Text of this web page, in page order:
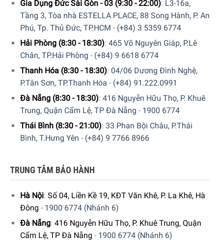
Lưu ý quan trọng khi sử dụng
Bảo quản gói khô và giữ ở nơi khô thoáng.
Để xa tầm tay trẻ em.
Đọc hướng dẫn trước khi sử dụng.
Rửa tay kỹ sau khi sử dụng.
Gia Dụng Đức Sài Gòn - 03 (9:30 - 22:00): L3-16a,
Tầng 3, Tòa nhà ESTELLA PLACE, 88 Song Hành, P. An
Phú, Tp. Thủ Đức, TP.HCM - (+84) 3 5359 6774
Hải Phòng (8:30 - 18:30): 465 Võ Nguyên Giáp, P.Lê
Chân, TP.Hải Phòng - (+84) 9 6618 6774
Thanh Hóa (8:30 - 18:30): 04/06 Dương Đình Nghệ,
P.Tân Sơn, TP.Thanh Hóa - (+84) 91.222.0991
Đà Nẵng (8:30 - 18:30): 416 Nguyễn Hữu Thọ, P. Khuê
Trung, Quận Cẩm Lệ, TP Đà Nẵng - 1900 6774
Thái Bình (8:30 - 21:00): 33 Phan Bội Châu, P.Thái
Bình, T.Hưng Yên - (+84) 9 7766 8966
TRUNG TÂM BẢO HÀNH
Hà Nội: Số 04, Liền Kề 19, KĐT Văn Khê, P. La Khê, Hà
Đông - 1900 6774 (Nhánh 6)
Đà Nẵng: 416 Nguyễn Hữu Thọ, P. Khuê Trung, Quận
Cẩm Lệ, TP Đà Nẵng - 1900 6774 (Nhánh 6)